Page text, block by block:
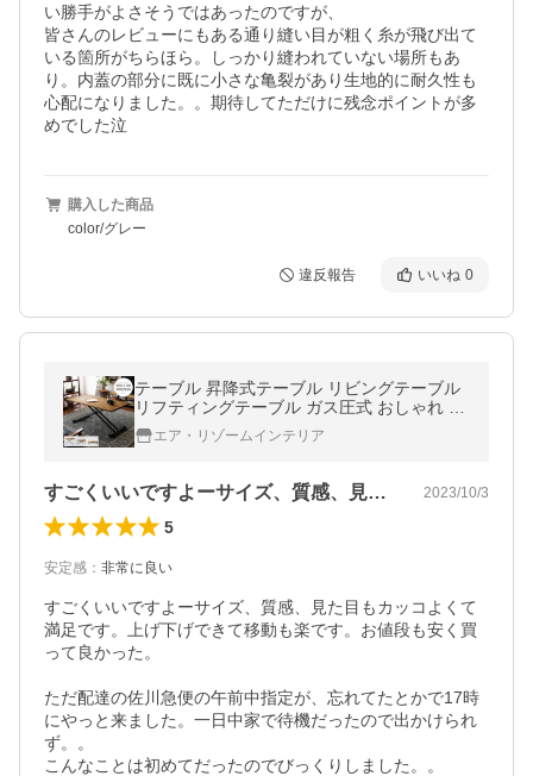
い勝手がよさそうではあったのですが、
皆さんのレビューにもある通り縫い目が粗く糸が飛び出て
いる箇所がちらほら。しっかり縫われていない場所もあ
り。内蓋の部分に既に小さな亀裂があり生地的に耐久性も
心配になりました。。期待してただけに残念ポイントが多
購入した商品
color/グレー
違反報告 いいね 0
テーブル 昇降式テーブル リビングテーブル
リフティングテーブル ガス圧式 おしゃれ 木
製 センターテーブル ヴィンテージ インダス
トリアル 昇降テーブル
エア・リゾームインテリア
すごくいいですよーサイズ、質感、見た目… 2023/10/3
5
安定感 ： 非常に良い
すごくいいですよーサイズ、質感、見た目もカッコよくて
満足です。上げ下げできて移動も楽です。お値段も安く買
って良かった。
ただ配達の佐川急便の午前中指定が、忘れてたとかで17時
にやっと来ました。一日中家で待機だったので出かけられ
ず。。
こんなことは初めてだったのでびっくりしました。。